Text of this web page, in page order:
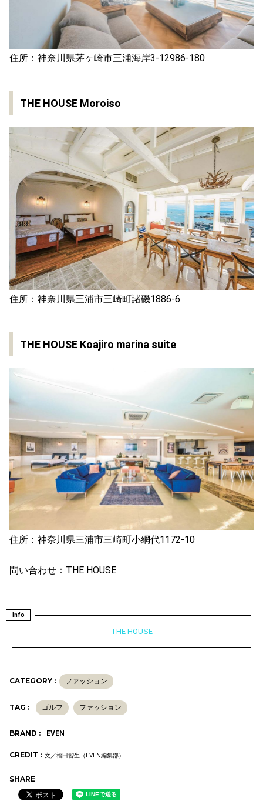
住所：神奈川県茅ヶ崎市三浦海岸3-12986-180
THE HOUSE Moroiso
住所：神奈川県三浦市三崎町諸磯1886-6
THE HOUSE Koajiro marina suite
住所：神奈川県三浦市三崎町小網代1172-10
問い合わせ：THE HOUSE
Info
THE HOUSE
CATEGORY : ファッション
TAG : ゴルフ ファッション
BRAND : EVEN
CREDIT : 文／福田智生（EVEN編集部）
SHARE